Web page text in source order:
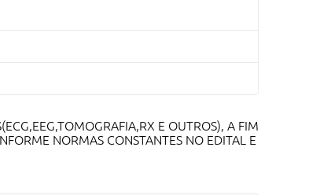
E OUTROS), A FIM
NORMAS CONSTANTES NO EDITAL E